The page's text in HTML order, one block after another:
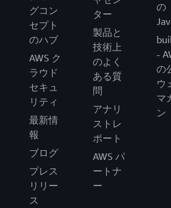
グコン
セプト
のハブ
AWS ク
ラウド
セキュ
リティ
最新情
報
ブログ
プレス
リリー
ス
ター
製品と
技術上
のよく
ある質
問
アナリ
ストレ
ポート
AWS パ
ートナ
ー
の
-
の
ウ
マ
ン